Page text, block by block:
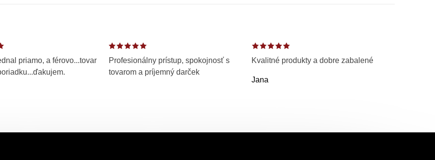
priamo, a férovo...tovar
Profesionálny prístup, spokojnosť s
tovarom a príjemný darček
Kvalitné produkty a dobre zabalené
Jana